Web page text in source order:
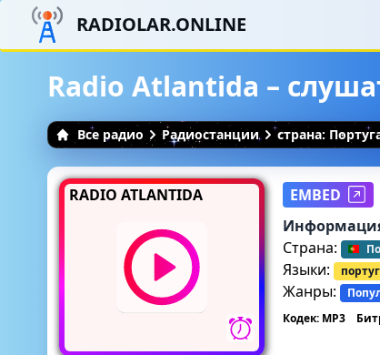
RADIOLAR.ONLINE
Radio Atlantida –
Все радио Радиостанции страна:
RADIO ATLANTIDA
EMBED
Страна:
Языки:
Жанры:
Кодек: MP3